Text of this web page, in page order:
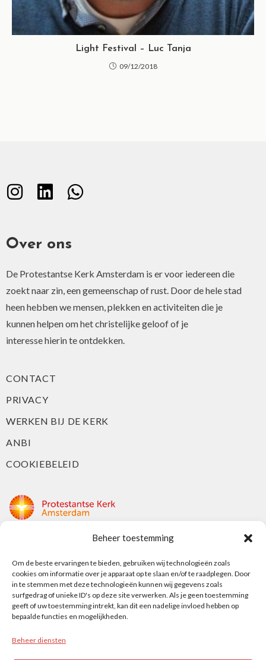
Beheer toestemming
Om de beste ervaringen te bieden, gebruiken wij technologieën zoals
cookies om informatie over je apparaat op te slaan en/of te raadplegen. Door
in te stemmen met deze technologieën kunnen wij gegevens zoals
surfgedrag of unieke ID's op deze site verwerken. Als je geen toestemming
geeft of uw toestemming intrekt, kan dit een nadelige invloed hebben op
bepaalde functies en mogelijkheden.
Beheer diensten
Light Festival – Luc Tanja
09/12/2018
Over ons
De Protestantse Kerk Amsterdam is er voor iedereen die
zoekt naar zin, een gemeenschap of rust. Door de hele stad
heen hebben we mensen, plekken en activiteiten die je
kunnen helpen om het christelijke geloof of je
interesse hierin te ontdekken.
CONTACT
PRIVACY
WERKEN BIJ DE KERK
ANBI
COOKIEBELEID
Nieuwe Herengracht 18
1018 DP Amsterdam
t: 020 5353 700
e: info@protestantsamsterdam.nl
Protestantse Diaconie Amsterdam